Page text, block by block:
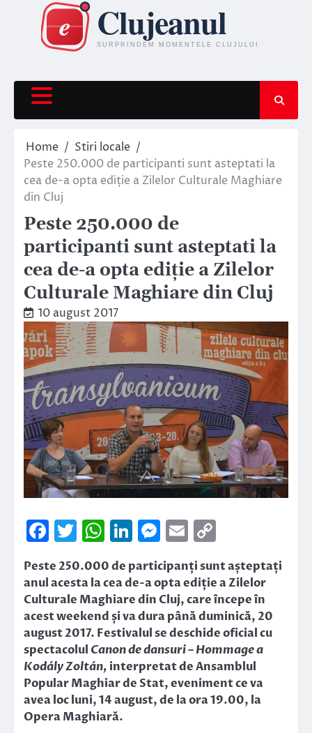
content
Home
Stiri locale
Peste 250.000 de participanti sunt asteptati la
cea de-a opta ediție a Zilelor Culturale Maghiare
din Cluj
Peste 250.000 de
participanti sunt asteptati la
cea de-a opta ediție a Zilelor
Culturale Maghiare din Cluj
10 august 2017
Facebook
Twitter
WhatsApp
LinkedIn
Messenger
Email
Peste 250.000 de participanți sunt așteptați
anul acesta la cea de-a opta ediție a Zilelor
Culturale Maghiare din Cluj, care începe în
acest weekend și va dura până duminică, 20
august 2017. Festivalul se deschide oficial cu
spectacolul Canon de dansuri – Hommage a
Kodály Zoltán, interpretat de Ansamblul
Popular Maghiar de Stat, eveniment ce va
avea loc luni, 14 august, de la ora 19.00, la
Opera Maghiară.